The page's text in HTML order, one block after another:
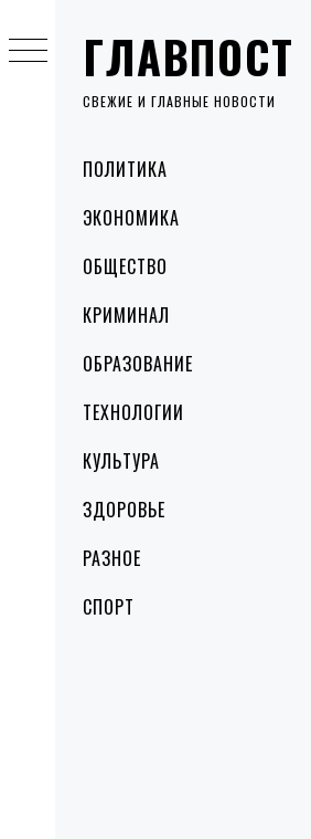
ГЛАВПОСТ
СВЕЖИЕ И ГЛАВНЫЕ НОВОСТИ
MenuПОЛИТИКА
ЭКОНОМИКА
ОБЩЕСТВО
КРИМИНАЛ
ОБРАЗОВАНИЕ
ТЕХНОЛОГИИ
КУЛЬТУРА
ЗДОРОВЬЕ
РАЗНОЕ
СПОРТ
to
content